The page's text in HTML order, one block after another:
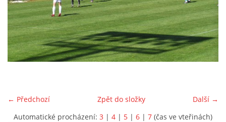
STARŠÍ ŽÁCI
MLADŠÍ ŽÁCI
STARŠÍ PŘÍPRAVKA R 2012 + 2013
← Předchozí Další →
Zpět do složky
Automatické procházení: 3 | 4 | 5 | 6 | 7 (čas ve vteřinách)